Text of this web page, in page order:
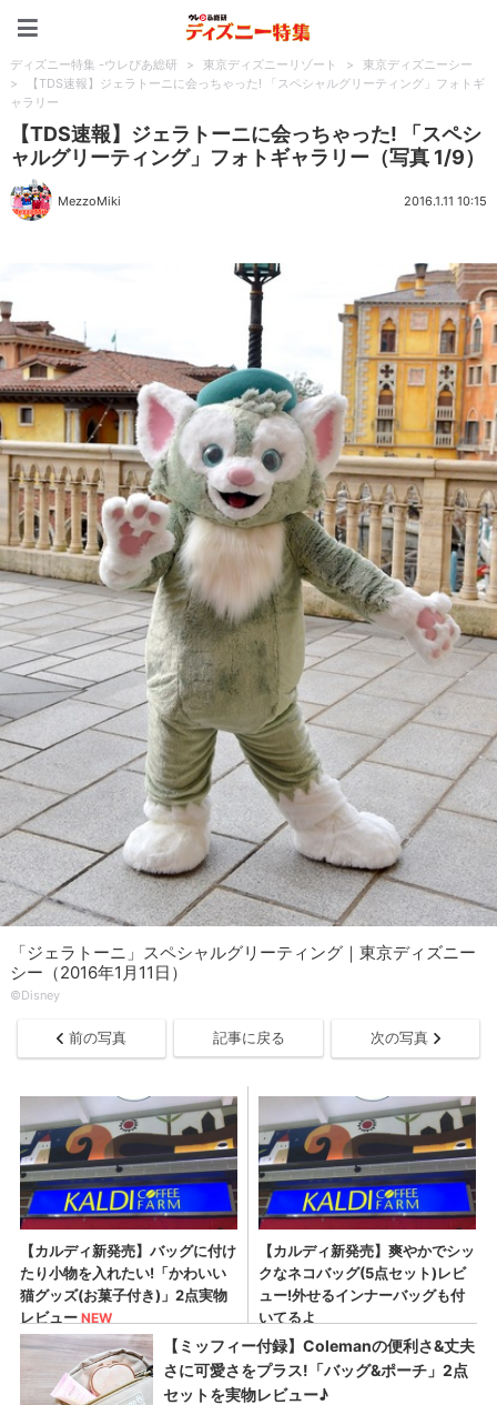
ディズニー特集 -ウレぴあ総研 > 東京ディズニーリゾート >
東京ディズニーシー
>
【TDS速報】ジェラトーニに会っちゃった! 「スペシャルグリーティング」フォトギ
ャラリー
【TDS速報】ジェラトーニに会っちゃった! 「スペシ
ャルグリーティング」フォトギャラリー（写真 1/9）
MezzoMiki 2016.1.11 10:15
「ジェラトーニ」スペシャルグリーティング｜東京ディズニー
シー（2016年1月11日）
©Disney
前の写真 記事に戻る 次の写真